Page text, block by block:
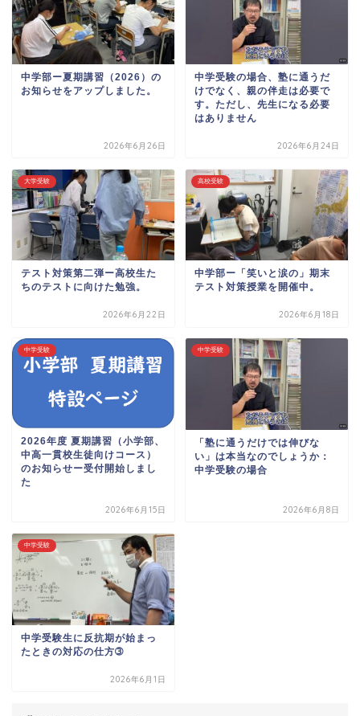
中学部ー夏期講習（2026）の
お知らせをアップしました。
2026年6月26日
中学受験の場合、塾に通うだ
けでなく、親の伴走は必要で
す。ただし、先生になる必要
はありません
2026年6月24日
大学受験
テスト対策第二弾ー高校生た
ちのテストに向けた勉強。
2026年6月22日
高校受験
中学部ー「笑いと涙の」期末
テスト対策授業を開催中。
2026年6月18日
中学受験
2026年度 夏期講習（小学部、
中高一貫校生徒向けコース）
のお知らせー受付開始しまし
た
2026年6月15日
中学受験
「塾に通うだけでは伸びな
い」は本当なのでしょうか：
中学受験の場合
2026年6月8日
中学受験
中学受験生に反抗期が始まっ
たときの対応の仕方➂
2026年6月1日